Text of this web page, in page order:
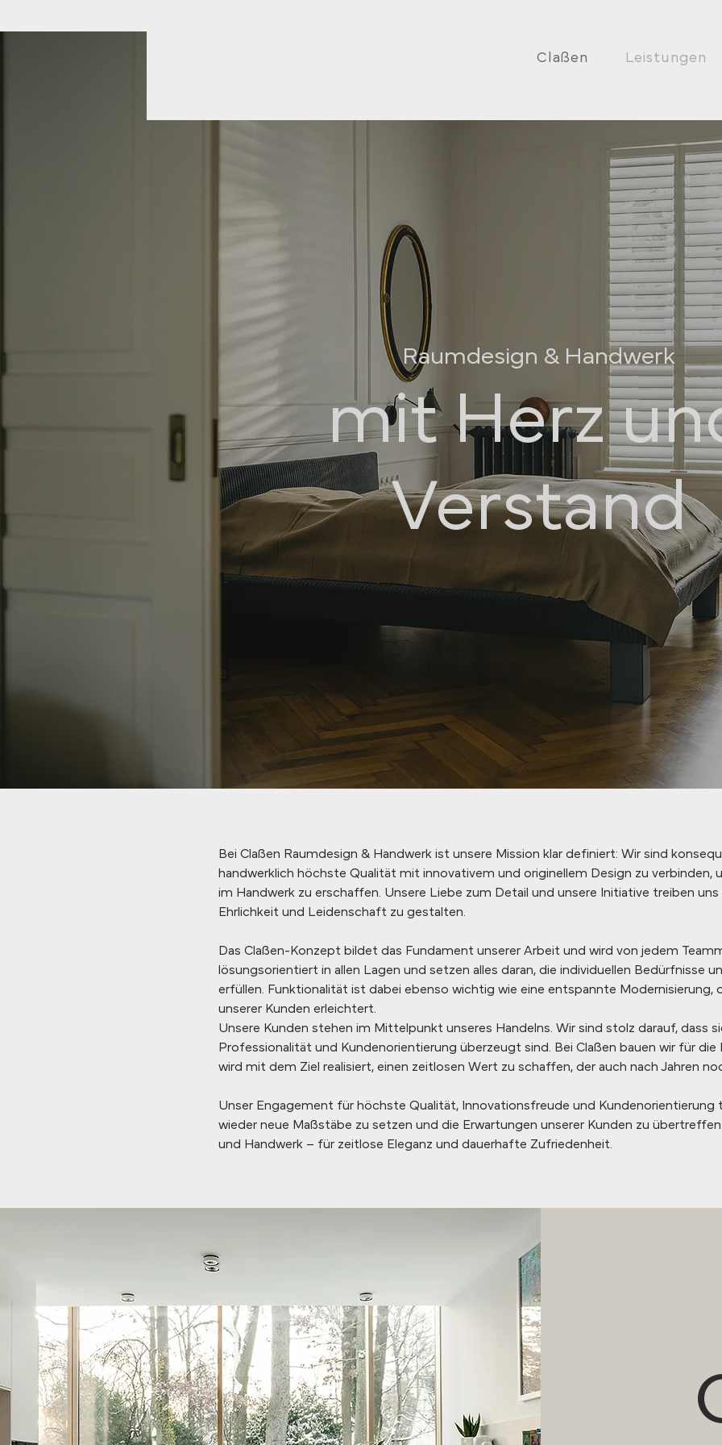
Claßen Leistungen
Raumdesign & Handwerk
mit Herz
Verstand
Bei Claßen Raumdesign & Handwerk ist unsere Mission klar definiert: Wir sind
handwerklich höchste Qualität mit innovativem und originellem Design zu verbinden,
im Handwerk zu erschaffen. Unsere Liebe zum Detail und unsere Initiative treiben uns
Ehrlichkeit und Leidenschaft zu gestalten.
Das Claßen-Konzept bildet das Fundament unserer Arbeit und wird von jedem
lösungsorientiert in allen Lagen und setzen alles daran, die individuellen Bedürfnisse
erfüllen. Funktionalität ist dabei ebenso wichtig wie eine entspannte Modernisierung,
unserer Kunden erleichtert.
Unsere Kunden stehen im Mittelpunkt unseres Handelns. Wir sind stolz darauf, dass
Professionalität und Kundenorientierung überzeugt sind. Bei Claßen bauen wir für
wird mit dem Ziel realisiert, einen zeitlosen Wert zu schaffen, der auch nach Jahren
Unser Engagement für höchste Qualität, Innovationsfreude und Kundenorientierung
wieder neue Maßstäbe zu setzen und die Erwartungen unserer Kunden zu
und Handwerk – für zeitlose Eleganz und dauerhafte Zufriedenheit.